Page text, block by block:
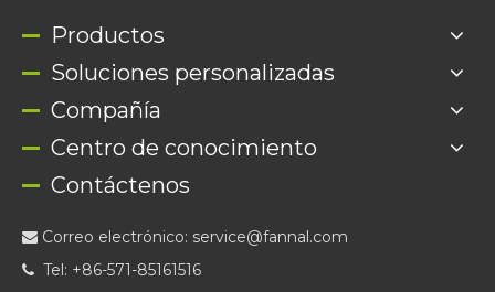
Productos
Soluciones personalizadas
Compañía
Centro de conocimiento
Contáctenos
 Correo electrónico: service@fannal.com
 Tel: +86-571-85161516